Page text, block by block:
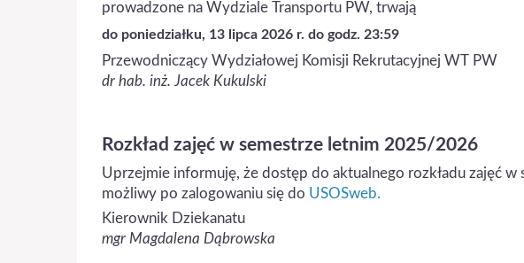
prowadzone na Wydziale Transportu PW, trwają
do poniedziałku, 13 lipca 2026 r. do godz. 23:59
Przewodniczący Wydziałowej Komisji Rekrutacyjnej WT PW
dr hab. inż. Jacek Kukulski
Rozkład zajęć w semestrze letnim 2025/2026
Uprzejmie informuję, że dostęp do aktualnego rozkładu zajęć
możliwy po zalogowaniu się do USOSweb.
Kierownik Dziekanatu
mgr Magdalena Dąbrowska